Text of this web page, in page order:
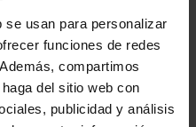
usan para personalizar
funciones de redes
compartimos
del sitio web con
publicidad y análisis